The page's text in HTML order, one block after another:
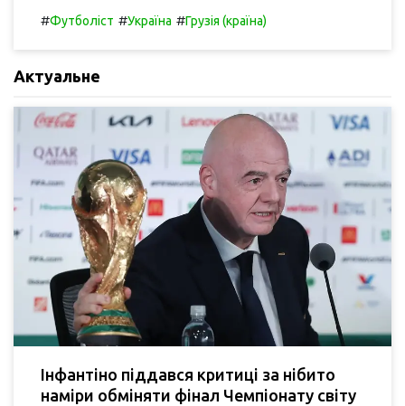
#Футболіст #Україна #Грузія (країна)
Актуальне
Інфантіно піддався критиці за нібито
наміри обміняти фінал Чемпіонату світу